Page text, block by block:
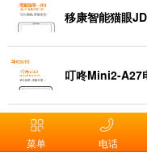
移康智能猫眼
叮咚Mini2-A27
C03-小康监控
菜单 电话